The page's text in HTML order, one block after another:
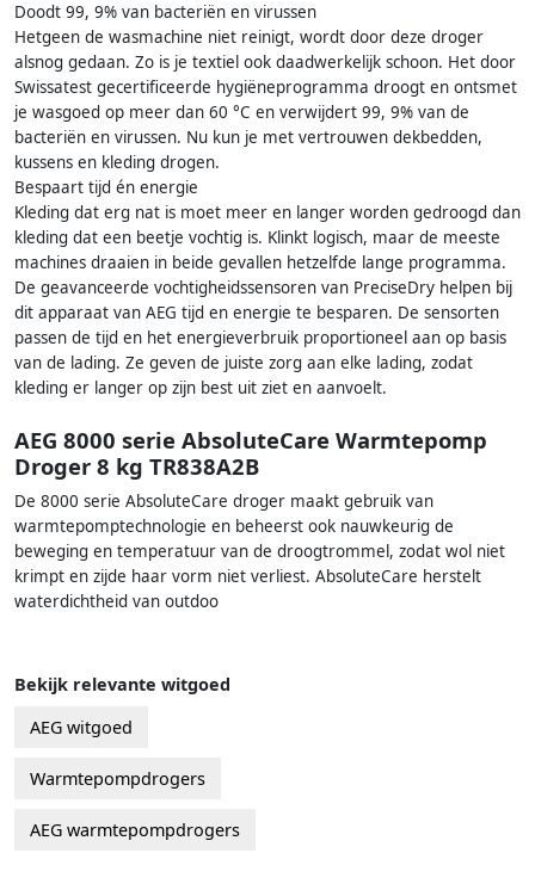
Doodt 99, 9% van bacteriën en virussen
Hetgeen de wasmachine niet reinigt, wordt door deze droger
alsnog gedaan. Zo is je textiel ook daadwerkelijk schoon. Het door
Swissatest gecertificeerde hygiëneprogramma droogt en ontsmet
je wasgoed op meer dan 60 °C en verwijdert 99, 9% van de
bacteriën en virussen. Nu kun je met vertrouwen dekbedden,
kussens en kleding drogen.
Bespaart tijd én energie
Kleding dat erg nat is moet meer en langer worden gedroogd dan
kleding dat een beetje vochtig is. Klinkt logisch, maar de meeste
machines draaien in beide gevallen hetzelfde lange programma.
De geavanceerde vochtigheidssensoren van PreciseDry helpen bij
dit apparaat van AEG tijd en energie te besparen. De sensorten
passen de tijd en het energieverbruik proportioneel aan op basis
van de lading. Ze geven de juiste zorg aan elke lading, zodat
kleding er langer op zijn best uit ziet en aanvoelt.
AEG 8000 serie AbsoluteCare Warmtepomp
Droger 8 kg TR838A2B
De 8000 serie AbsoluteCare droger maakt gebruik van
warmtepomptechnologie en beheerst ook nauwkeurig de
beweging en temperatuur van de droogtrommel, zodat wol niet
krimpt en zijde haar vorm niet verliest. AbsoluteCare herstelt
waterdichtheid van outdoo
Bekijk relevante witgoed
AEG witgoed
Warmtepompdrogers
AEG warmtepompdrogers